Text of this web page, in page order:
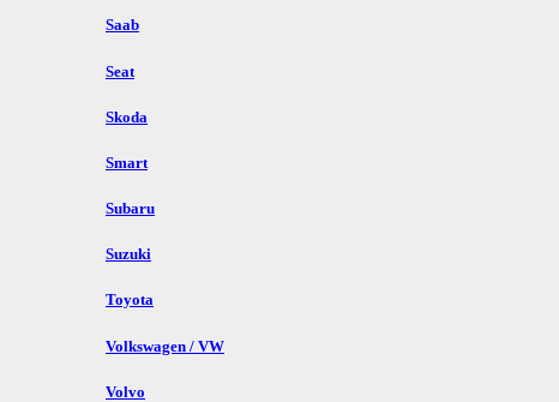
Saab
Seat
Skoda
Smart
Subaru
Suzuki
Toyota
Volkswagen / VW
Volvo